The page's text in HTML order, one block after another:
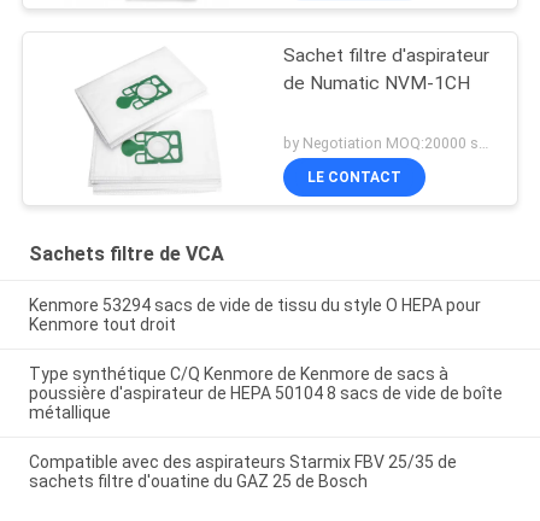
Sachet filtre d'aspirateur
de Numatic NVM-1CH
by Negotiation MOQ:20000 sacs/sacs
LE CONTACT
Sachets filtre de VCA
Kenmore 53294 sacs de vide de tissu du style O HEPA pour
Kenmore tout droit
Type synthétique C/Q Kenmore de Kenmore de sacs à
poussière d'aspirateur de HEPA 50104 8 sacs de vide de boîte
métallique
Compatible avec des aspirateurs Starmix FBV 25/35 de
sachets filtre d'ouatine du GAZ 25 de Bosch